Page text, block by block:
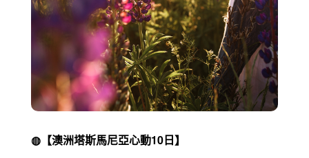
◍【澳洲塔斯馬尼亞心動10日】